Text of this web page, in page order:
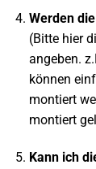
Werden
(Bitte hier
angeben.
können
montiert
montiert
Kann ich